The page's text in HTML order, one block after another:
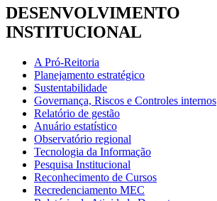
DESENVOLVIMENTO
INSTITUCIONAL
A Pró-Reitoria
Planejamento estratégico
Sustentabilidade
Governança, Riscos e Controles internos
Relatório de gestão
Anuário estatístico
Observatório regional
Tecnologia da Informação
Pesquisa Institucional
Reconhecimento de Cursos
Recredenciamento MEC